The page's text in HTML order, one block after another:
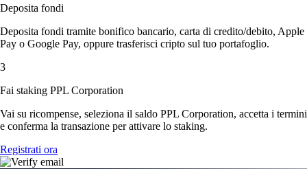
Deposita fondi
Deposita fondi tramite bonifico bancario, carta di credito/debito, Apple
Pay o Google Pay, oppure trasferisci cripto sul tuo portafoglio.
3
Fai staking PPL Corporation
Vai su ricompense, seleziona il saldo PPL Corporation, accetta i termini
e conferma la transazione per attivare lo staking.
Registrati ora